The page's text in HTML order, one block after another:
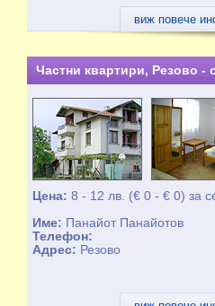
виж повече
Частни квартири, Резово -
Цена:8 - 12 лв. (€ 0 - € 0) за
Име: Панайот Панайотов
Телефон:
Адрес: Резово